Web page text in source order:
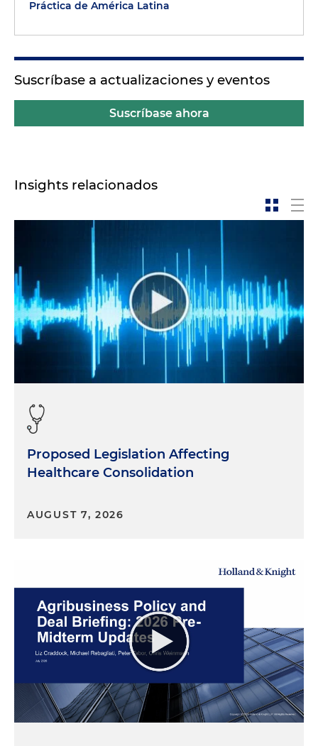
Práctica de América Latina
Suscríbase a actualizaciones y eventos
Suscríbase ahora
Insights relacionados
Proposed Legislation Affecting
Healthcare Consolidation
AUGUST 7, 2026